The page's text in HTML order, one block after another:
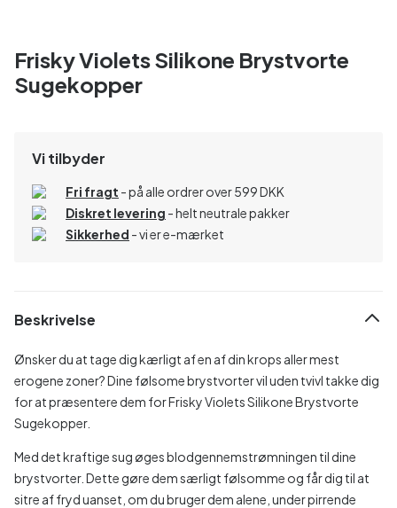
Frisky Violets Silikone Brystvorte
Sugekopper
Vi tilbyder
Fri fragt - på alle ordrer over 599 DKK
Diskret levering - helt neutrale pakker
Sikkerhed - vi er e-mærket
Beskrivelse
Ønsker du at tage dig kærligt af en af din krops aller mest
erogene zoner? Dine følsome brystvorter vil uden tvivl takke dig
for at præsentere dem for Frisky Violets Silikone Brystvorte
Sugekopper.
Med det kraftige sug øges blodgennemstrømningen til dine
brystvorter. Dette gøre dem særligt følsomme og får dig til at
sitre af fryd uanset, om du bruger dem alene, under pirrende